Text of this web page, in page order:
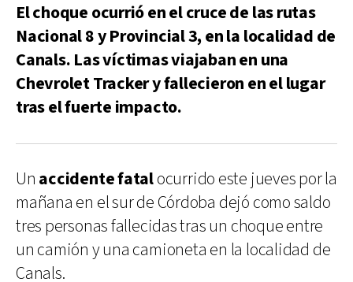
El choque ocurrió en el cruce de las rutas
Nacional 8 y Provincial 3, en la localidad de
Canals. Las víctimas viajaban en una
Chevrolet Tracker y fallecieron en el lugar
tras el fuerte impacto.
Un accidente fatalocurrido este jueves por la
mañana en el sur de Córdoba dejó como saldo
tres personas fallecidas tras un choque entre
un camión y una camioneta en la localidad de
Canals.